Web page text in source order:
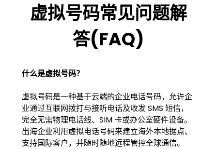
虚拟号码常见问题解
答(FAQ)
什么是虚拟号码？
虚拟号码是一种基于云端的企业电话号码，允许企
业通过互联网拨打与接听电话及收发 SMS 短信，
完全无需物理电话线、SIM 卡或办公室硬件设备。
出海企业利用虚拟电话号码来建立海外本地据点、
支持国际客户，并随时随地远程管控全球通信。